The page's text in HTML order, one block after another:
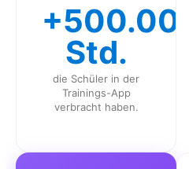
+500.000
Std.
die Schüler in der
Trainings-App
verbracht haben.